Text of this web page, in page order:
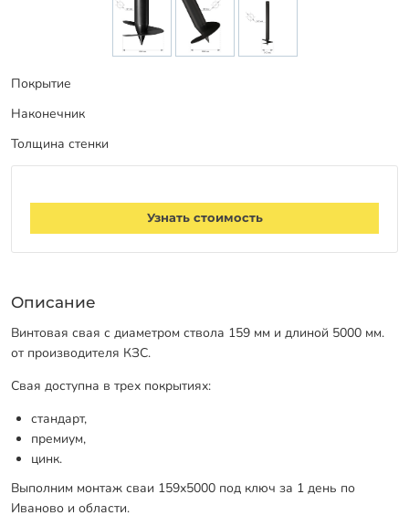
Заказать звонок
Покрытие
Наконечник
Толщина стенки
Узнать стоимость
Описание
Винтовая свая с диаметром ствола 159 мм и длиной 5000 мм.
от производителя КЗС.
Свая доступна в трех покрытиях:
стандарт,
премиум,
цинк.
Выполним монтаж сваи 159х5000 под ключ за 1 день по
Иваново и области.